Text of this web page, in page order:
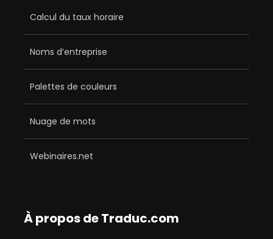
Calcul du taux horaire
Noms d’entreprise
Palettes de couleurs
Nuage de mots
Webinaires.net
À propos de Traduc.com